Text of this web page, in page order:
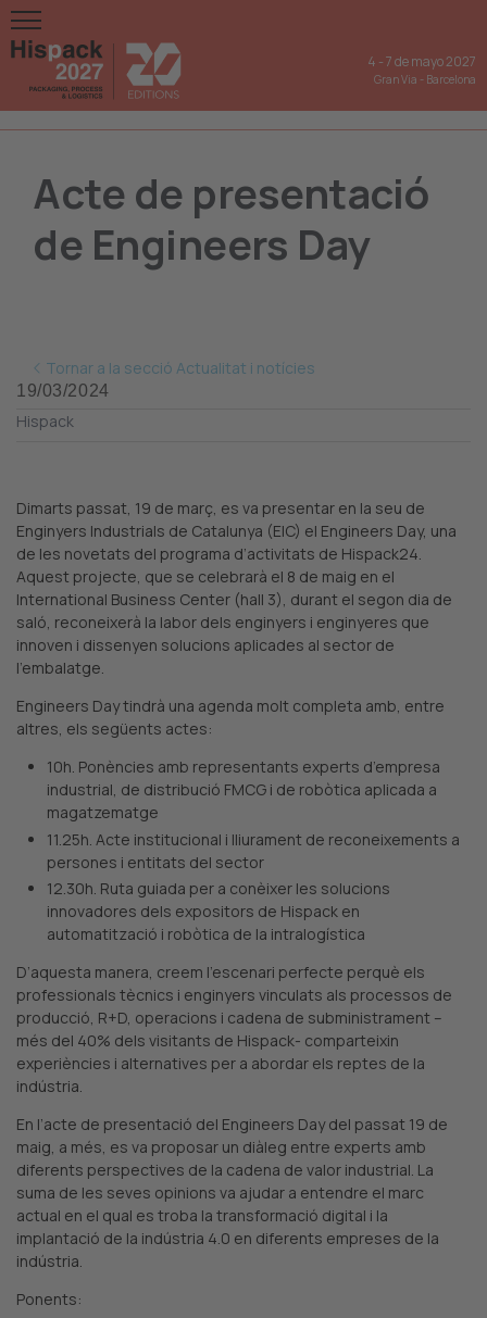
4 -7 de mayo 2027
Gran Via - Barcelona
Acte de presentació
de Engineers Day
Tornar a la secció Actualitat i notícies
19/03/2024
Hispack
Dimarts passat, 19 de març, es va presentar en la seu de
Enginyers Industrials de Catalunya (EIC) el Engineers Day, una
de les novetats del programa d’activitats de Hispack24.
Aquest projecte, que se celebrarà el 8 de maig en el
International Business Center (hall 3), durant el segon dia de
saló, reconeixerà la labor dels enginyers i enginyeres que
innoven i dissenyen solucions aplicades al sector de
l’embalatge.
Engineers Day tindrà una agenda molt completa amb, entre
altres, els següents actes:
10h. Ponències amb representants experts d’empresa
industrial, de distribució FMCG i de robòtica aplicada a
magatzematge
11.25h. Acte institucional i lliurament de reconeixements a
persones i entitats del sector
12.30h. Ruta guiada per a conèixer les solucions
innovadores dels expositors de Hispack en
automatització i robòtica de la intralogística
D’aquesta manera, creem l’escenari perfecte perquè els
professionals tècnics i enginyers vinculats als processos de
producció, R+D, operacions i cadena de subministrament –
més del 40% dels visitants de Hispack- comparteixin
experiències i alternatives per a abordar els reptes de la
indústria.
En l’acte de presentació del Engineers Day del passat 19 de
maig, a més, es va proposar un diàleg entre experts amb
diferents perspectives de la cadena de valor industrial. La
suma de les seves opinions va ajudar a entendre el marc
actual en el qual es troba la transformació digital i la
implantació de la indústria 4.0 en diferents empreses de la
indústria.
Ponents: